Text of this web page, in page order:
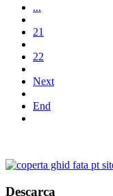
...
21
22
Next
End
Descarca